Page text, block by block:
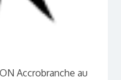
Accrobranche au